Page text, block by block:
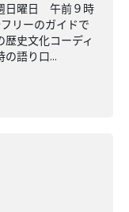
日曜日 午前９時
リーのガイドで
史文化コーディ
語り口...